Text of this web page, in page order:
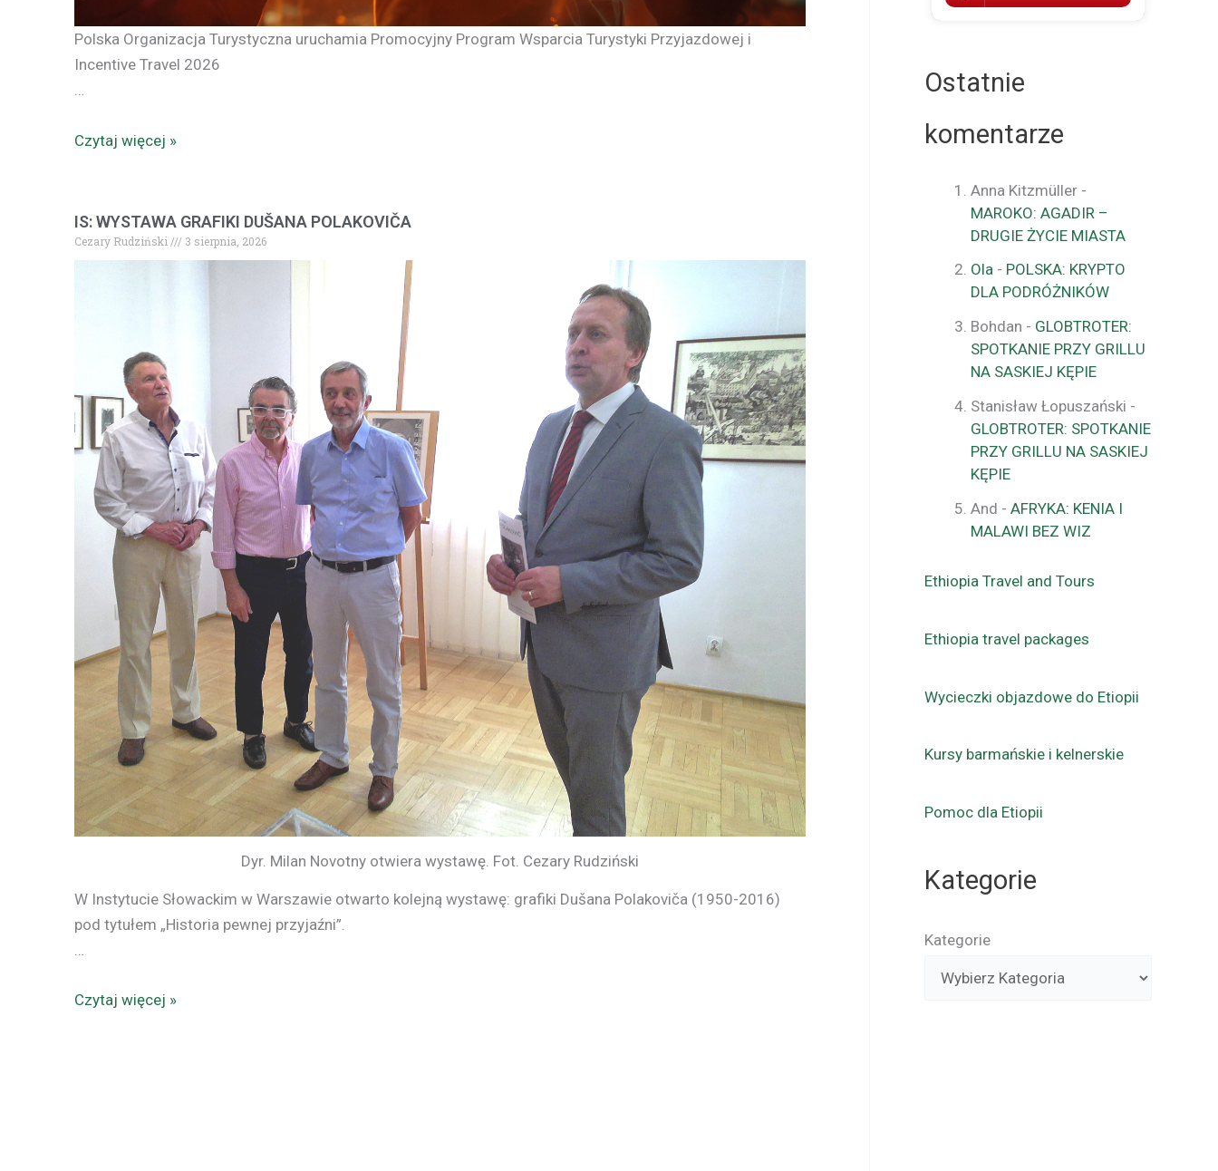
Polska Organizacja Turystyczna uruchamia Promocyjny Program Wsparcia Turystyki Przyjazdowej i
Incentive Travel 2026
…
Czytaj więcej »
IS: WYSTAWA GRAFIKI DUŠANA POLAKOVIČA
Cezary Rudziński 3 sierpnia, 2026
Dyr. Milan Novotny otwiera wystawę. Fot. Cezary Rudziński
W Instytucie Słowackim w Warszawie otwarto kolejną wystawę: grafiki Dušana Polakoviča (1950-2016)
pod tytułem „Historia pewnej przyjaźni”.
…
Czytaj więcej »
Ostatnie
komentarze
Anna Kitzmüller -
MAROKO: AGADIR –
DRUGIE ŻYCIE MIASTA
Ola - POLSKA: KRYPTO
DLA PODRÓŻNIKÓW
Bohdan - GLOBTROTER:
SPOTKANIE PRZY GRILLU
NA SASKIEJ KĘPIE
Stanisław Łopuszański -
GLOBTROTER: SPOTKANIE
PRZY GRILLU NA SASKIEJ
KĘPIE
And - AFRYKA: KENIA I
MALAWI BEZ WIZ
Ethiopia Travel and Tours
Ethiopia travel packages
Wycieczki objazdowe do Etiopii
Kursy barmańskie i kelnerskie
Pomoc dla Etiopii
Kategorie
Kategorie